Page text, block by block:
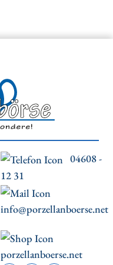
04608 -
12 31
info@porzellanboerse.net
porzellanboerse.net